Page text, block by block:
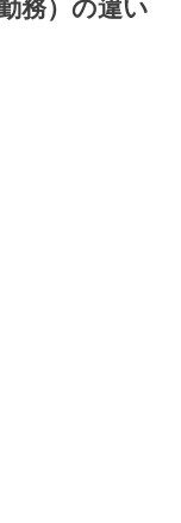
務）の違い